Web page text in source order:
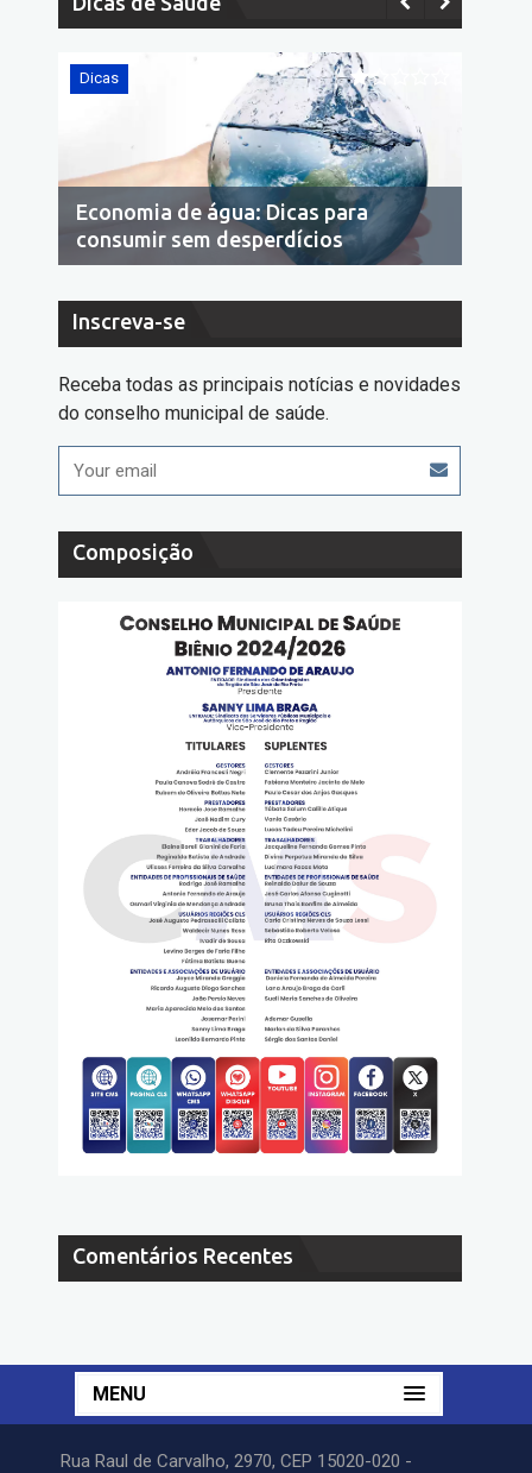
de água: Dicas para
sem desperdícios
Dicas
10 dicas de
dengue
Inscreva-se
Receba todas as principais notícias e novidades
do conselho municipal de saúde.
Composição
Comentários Recentes
MENU
Rua Raul de Carvalho, 2970, CEP 15020-020 -